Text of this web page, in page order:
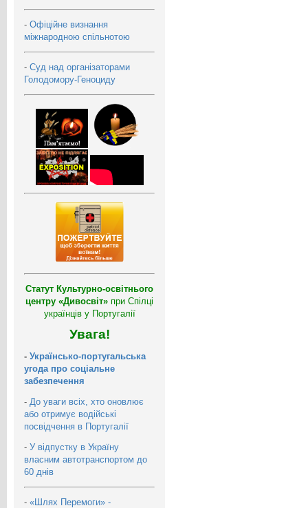
- Офіційне визнання
міжнародною спільнотою
- Суд над організаторами
Голодомору-Геноциду
Статут Культурно-освітнього
центру «Дивосвіт» при Спілці
українців у Португалії
Увага!
- Українсько-португальська
угода про соціальне
забезпечення
- До уваги всіх, хто оновлює
або отримує водійські
посвідчення в Португалії
- У відпустку в Україну
власним автотранспортом до
60 днів
- «Шлях Перемоги» -